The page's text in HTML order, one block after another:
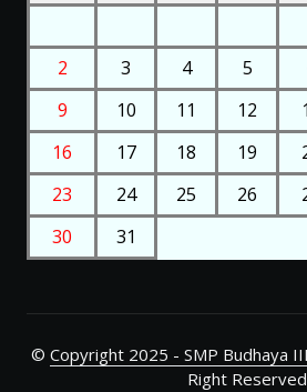
2
3 4 5
9
10 11 12
16
17 18 19
23
24 25 26
30
31
© Copyright 2025 - SMP Budhaya
Right